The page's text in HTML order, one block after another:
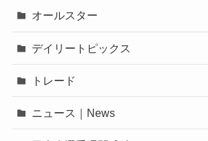
オールスター
デイリートピックス
トレード
ニュース｜News